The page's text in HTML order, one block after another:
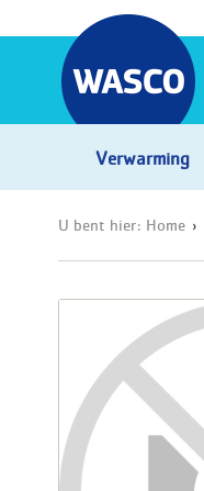
Verwarming
U bent hier: Home